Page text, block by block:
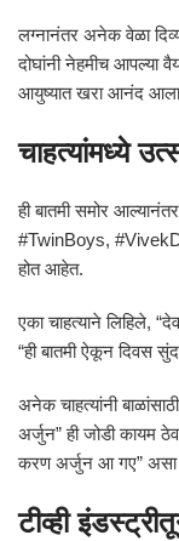
लग्नानंतर अनेक वेळा
दोघांनी नेहमीच आपल्या
आयुष्यात खरा आनंद
चाहत्यांमध्ये
ही बातमी समोर
#TwinBoys,
होत आहेत.
एका चाहत्याने लिहिले,
“ही बातमी ऐकून दिवस
अनेक चाहत्यांनी
अर्जुन” ही जोडी कायम
करण अर्जुन आ गए” असा
टीव्ही